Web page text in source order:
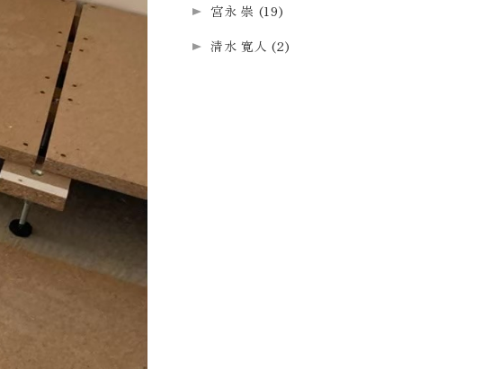
宮永 崇 (19)
清水 寛人 (2)